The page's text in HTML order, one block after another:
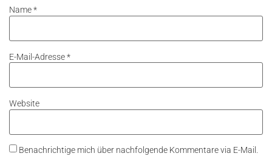
Name*
E-Mail-Adresse*
Website
Benachrichtige mich über nachfolgende Kommentare via E-Mail.